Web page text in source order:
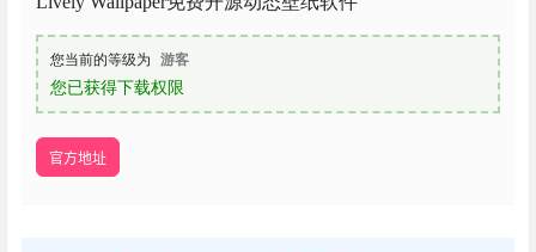
您当前的等级为 游客
您已获得下载权限
官方地址